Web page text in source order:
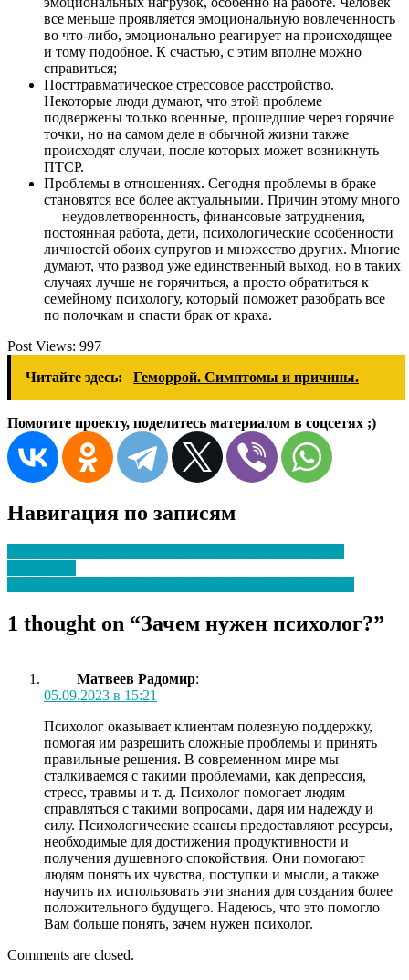
все меньше проявляется эмоциональную вовлеченность
во что-либо, эмоционально реагирует на происходящее
и тому подобное. К счастью, с этим вполне можно
справиться;
Посттравматическое стрессовое расстройство.
Некоторые люди думают, что этой проблеме
подвержены только военные, прошедшие через горячие
точки, но на самом деле в обычной жизни также
происходят случаи, после которых может возникнуть
ПТСР.
Проблемы в отношениях. Сегодня проблемы в браке
становятся все более актуальными. Причин этому много
— неудовлетворенность, финансовые затруднения,
постоянная работа, дети, психологические особенности
личностей обоих супругов и множество других. Многие
думают, что развод уже единственный выход, но в таких
случаях лучше не горячиться, а просто обратиться к
семейному психологу, который поможет разобрать все
по полочкам и спасти брак от краха.
Post Views: 997
Читайте здесь:
Геморрой. Симптомы и причины.
Помогите проекту, поделитесь материалом в соцсетях ;)
Навигация по записям
1 thought on “Зачем нужен психолог?”
Матвеев Радомир:
05.09.2023 в 15:21
Психолог оказывает клиентам полезную поддержку,
помогая им разрешить сложные проблемы и принять
правильные решения. В современном мире мы
сталкиваемся с такими проблемами, как депрессия,
стресс, травмы и т. д. Психолог помогает людям
справляться с такими вопросами, даря им надежду и
силу. Психологические сеансы предоставляют ресурсы,
необходимые для достижения продуктивности и
получения душевного спокойствия. Они помогают
людям понять их чувства, поступки и мысли, а также
научить их использовать эти знания для создания более
положительного будущего. Надеюсь, что это помогло
Вам больше понять, зачем нужен психолог.
Comments are closed.